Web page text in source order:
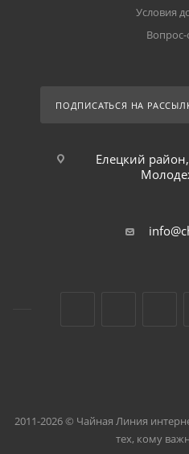
Условия
Вопрос-
ПОДПИСАТЬСЯ НА
Елецкий
2011-2026 © Чайная Линия
тех, кому